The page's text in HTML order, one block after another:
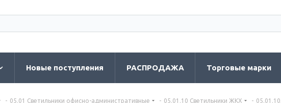
Новые поступления РАСПРОДАЖА Торговые марки
- 05.01 Светильники офисно-административные - 05.01.10 Светильники ЖКХ -